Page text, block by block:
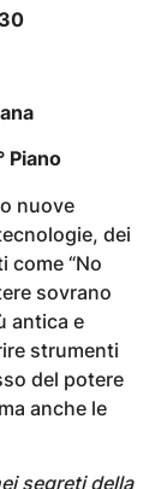
Piano
nuove
dei
come “No
sovrano
antica e
strumenti
del potere
anche le
segreti della